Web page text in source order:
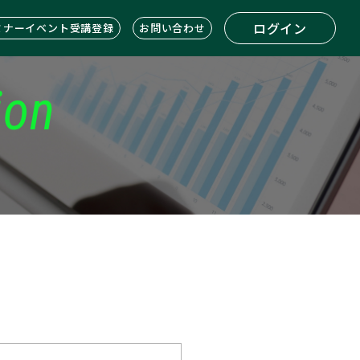
ナーイベント受講登録 お問い合わせ ログイン